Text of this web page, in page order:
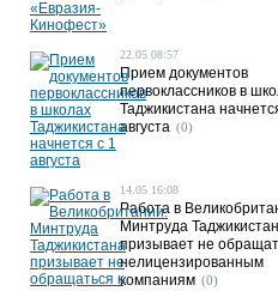
22.05 08:57
Прием документов
первоклассников в
Таджикистана
августа (0)
14.05 16:08
Работа в
Минтруда
призывает не
нелицензированным
компаниям (0)